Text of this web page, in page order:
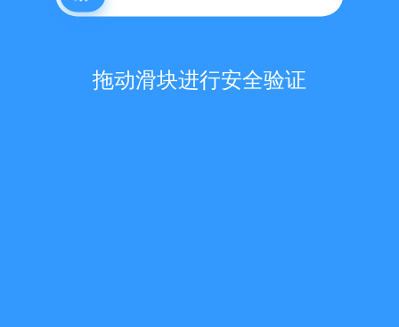
拖动滑块进行安全验证